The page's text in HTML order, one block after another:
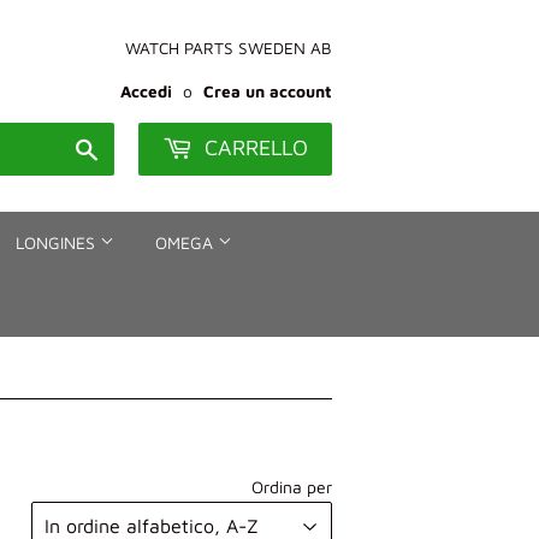
WATCH PARTS SWEDEN AB
Accedi o Crea un account
CARRELLO
LONGINES OMEGA
Ordina per